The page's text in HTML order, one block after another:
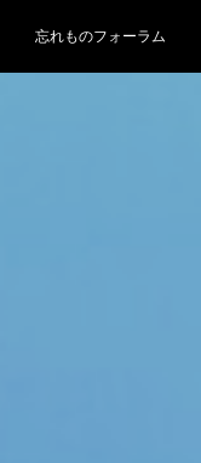
忘れものフォーラム